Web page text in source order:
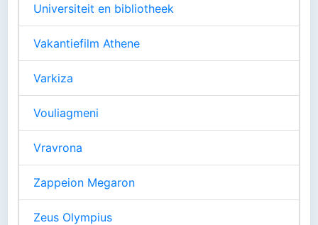
Universiteit en bibliotheek
Vakantiefilm Athene
Varkiza
Vouliagmeni
Vravrona
Zappeion Megaron
Zeus Olympius